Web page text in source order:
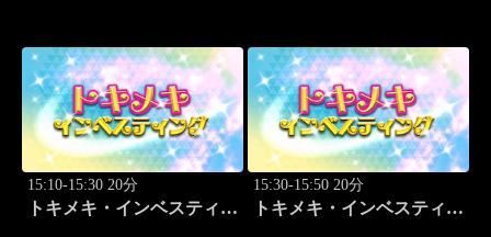
15:10-15:30 20分
トキメキ・インベスティン
15:30-15:50 20分
トキメキ・インベスティン